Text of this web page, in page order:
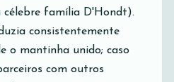
família D'Hondt).
consistentemente
o mantinha unido; caso
com outros